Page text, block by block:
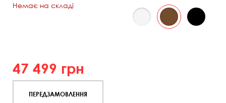
Немає на складі
47 499 грн
ПЕРЕДЗАМОВЛЕННЯ